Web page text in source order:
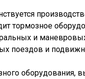
и
поездов и
оборудования,